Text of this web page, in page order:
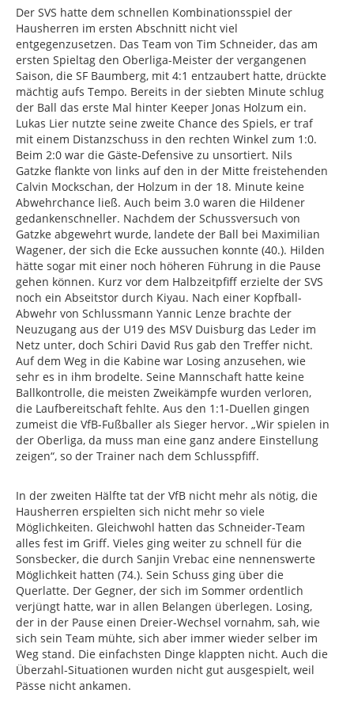
Der SVS hatte dem schnellen Kombinationsspiel der
Hausherren im ersten Abschnitt nicht viel
entgegenzusetzen. Das Team von Tim Schneider, das am
ersten Spieltag den Oberliga-Meister der vergangenen
Saison, die SF Baumberg, mit 4:1 entzaubert hatte, drückte
mächtig aufs Tempo. Bereits in der siebten Minute schlug
der Ball das erste Mal hinter Keeper Jonas Holzum ein.
Lukas Lier nutzte seine zweite Chance des Spiels, er traf
mit einem Distanzschuss in den rechten Winkel zum 1:0.
Beim 2:0 war die Gäste-Defensive zu unsortiert. Nils
Gatzke flankte von links auf den in der Mitte freistehenden
Calvin Mockschan, der Holzum in der 18. Minute keine
Abwehrchance ließ. Auch beim 3.0 waren die Hildener
gedankenschneller. Nachdem der Schussversuch von
Gatzke abgewehrt wurde, landete der Ball bei Maximilian
Wagener, der sich die Ecke aussuchen konnte (40.). Hilden
hätte sogar mit einer noch höheren Führung in die Pause
gehen können. Kurz vor dem Halbzeitpfiff erzielte der SVS
noch ein Abseitstor durch Kiyau. Nach einer Kopfball-
Abwehr von Schlussmann Yannic Lenze brachte der
Neuzugang aus der U19 des MSV Duisburg das Leder im
Netz unter, doch Schiri David Rus gab den Treffer nicht.
Auf dem Weg in die Kabine war Losing anzusehen, wie
sehr es in ihm brodelte. Seine Mannschaft hatte keine
Ballkontrolle, die meisten Zweikämpfe wurden verloren,
die Laufbereitschaft fehlte. Aus den 1:1-Duellen gingen
zumeist die VfB-Fußballer als Sieger hervor. „Wir spielen in
der Oberliga, da muss man eine ganz andere Einstellung
zeigen“, so der Trainer nach dem Schlusspfiff.
In der zweiten Hälfte tat der VfB nicht mehr als nötig, die
Hausherren erspielten sich nicht mehr so viele
Möglichkeiten. Gleichwohl hatten das Schneider-Team
alles fest im Griff. Vieles ging weiter zu schnell für die
Sonsbecker, die durch Sanjin Vrebac eine nennenswerte
Möglichkeit hatten (74.). Sein Schuss ging über die
Querlatte. Der Gegner, der sich im Sommer ordentlich
verjüngt hatte, war in allen Belangen überlegen. Losing,
der in der Pause einen Dreier-Wechsel vornahm, sah, wie
sich sein Team mühte, sich aber immer wieder selber im
Weg stand. Die einfachsten Dinge klappten nicht. Auch die
Überzahl-Situationen wurden nicht gut ausgespielt, weil
Pässe nicht ankamen.